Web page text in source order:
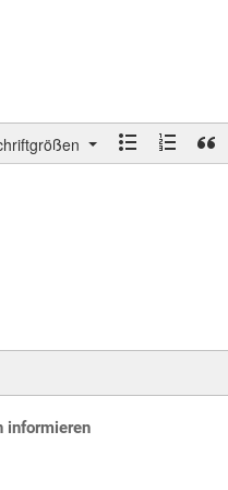
informieren